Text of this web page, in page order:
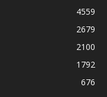
4559
2679
2100
1792
676